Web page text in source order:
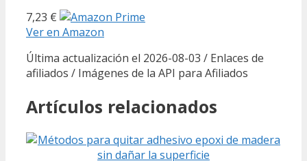
7,23 €
Ver en Amazon
Última actualización el 2026-08-03 / Enlaces de
afiliados / Imágenes de la API para Afiliados
Artículos relacionados